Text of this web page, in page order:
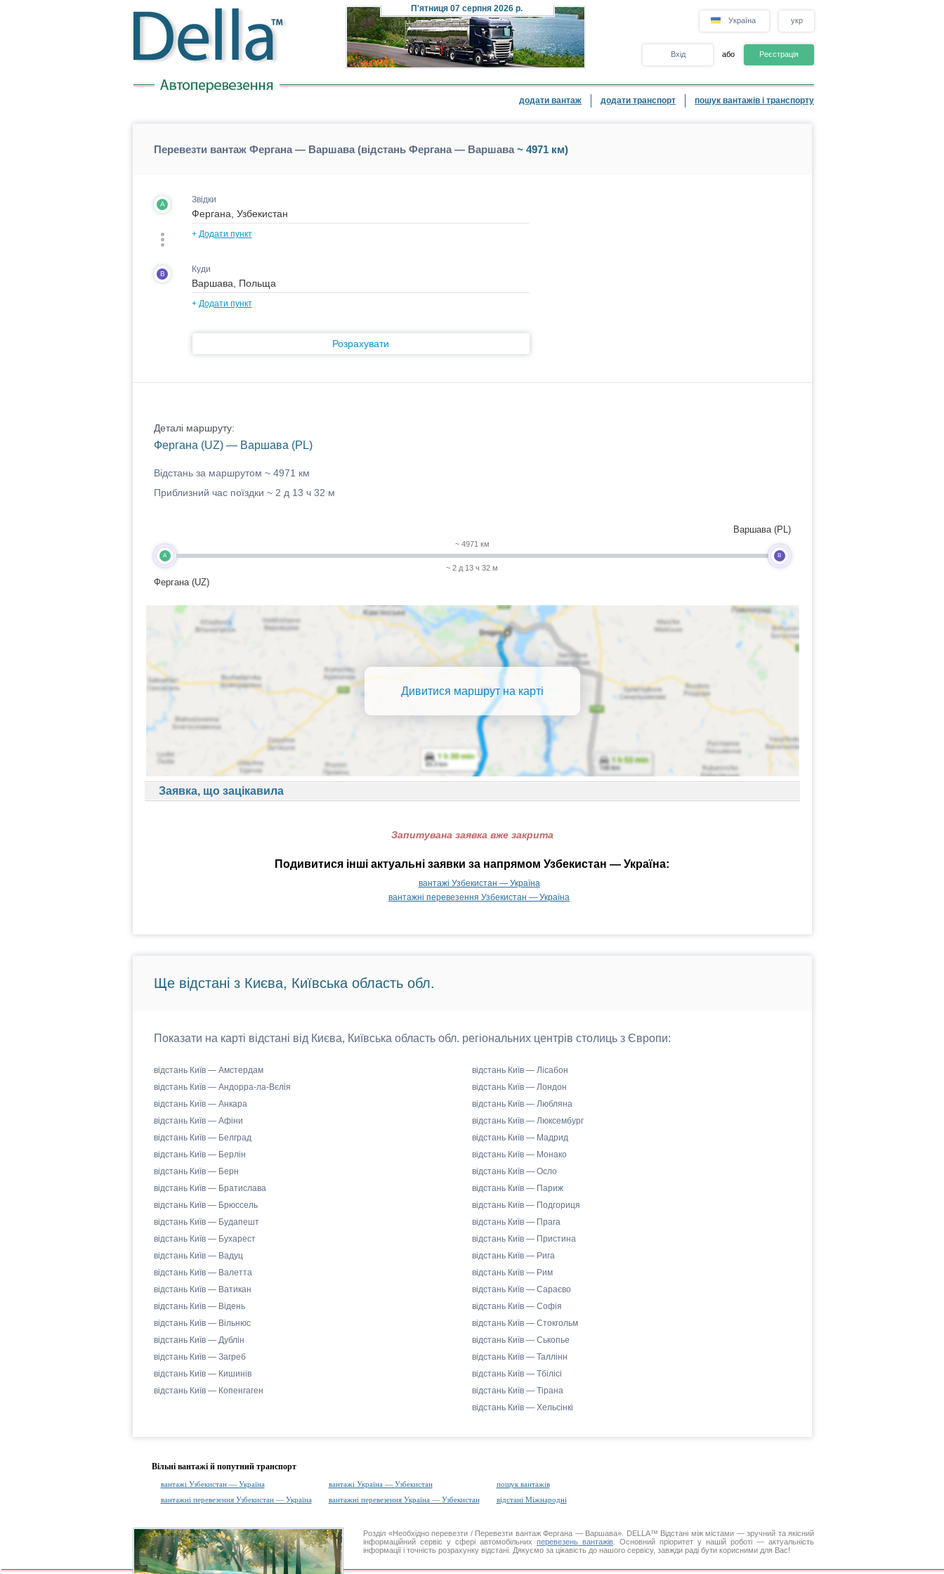
П'ятниця07 серпня 2026 р.
Україна укр
Вхід або Реєстрація
додати вантаж додати транспорт пошук вантажів і транспорту
Перевезти вантаж Фергана — Варшава (відстань Фергана — Варшава~ 4971 км)
A Звідки
+ Додати пункт
B Куди
+ Додати пункт
Розрахувати
Деталі маршруту:
Фергана (UZ) — Варшава (PL)
Відстань за маршрутом ~ 4971 км
Приблизний час поїздки ~ 2 д 13 ч 32 м
A
Фергана (UZ)
~ 4971 км
~ 2 д 13 ч 32 м
B
Варшава (PL)
Дивитися маршрут на карті
Заявка, що зацікавила
Запитувана заявка вже закрита
Подивитися інші актуальні заявки за напрямом Узбекистан — Україна:
вантажі Узбекистан — Україна
вантажні перевезення Узбекистан — Україна
Ще відстані з Києва, Київська область обл.
Показати на карті відстані від Києва, Київська область обл. регіональних центрів столиць з Європи:
відстань Київ — Амстердам
відстань Київ — Андорра-ла-Вєлія
відстань Київ — Анкара
відстань Київ — Афіни
відстань Київ — Белград
відстань Київ — Берлін
відстань Київ — Берн
відстань Київ — Братислава
відстань Київ — Брюссель
відстань Київ — Будапешт
відстань Київ — Бухарест
відстань Київ — Вадуц
відстань Київ — Валетта
відстань Київ — Ватикан
відстань Київ — Відень
відстань Київ — Вільнюс
відстань Київ — Дублін
відстань Київ — Загреб
відстань Київ — Кишинів
відстань Київ — Копенгаген
відстань Київ — Лісабон
відстань Київ — Лондон
відстань Київ — Любляна
відстань Київ — Люксембург
відстань Київ — Мадрид
відстань Київ — Монако
відстань Київ — Осло
відстань Київ — Париж
відстань Київ — Подгориця
відстань Київ — Прага
відстань Київ — Пристина
відстань Київ — Рига
відстань Київ — Рим
відстань Київ — Сараєво
відстань Київ — Софія
відстань Київ — Стокгольм
відстань Київ — Ськопье
відстань Київ — Таллінн
відстань Київ — Тбілісі
відстань Київ — Тірана
відстань Київ — Хельсінкі
Вільні вантажі й попутний транспорт
вантажі Узбекистан — Україна вантажі Україна — Узбекистан
пошук вантажів
вантажні перевезення Узбекистан — Україна
вантажні перевезення Україна — Узбекистан відстані Міжнародні
Розділ «Необхідно перевезти / Перевезти вантаж Фергана — Варшава». DELLA™ Відстані між містами — зручний та якісний
інформаційний сервіс у сфері автомобільних перевезень вантажів . Основний пріоритет у нашій роботі — актуальність
інформації і точність розрахунку відстані. Дякуємо за цікавість до нашого сервісу, завжди раді бути корисними для Вас!